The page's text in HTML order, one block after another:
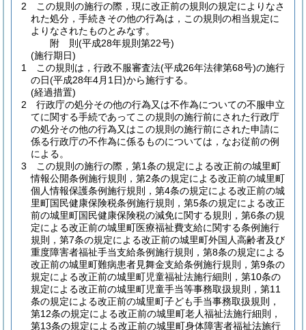
2
この規則の施行の際，現に改正前の規則の規定によりなさ
れた処分，手続きその他の行為は，この規則の相当規定に
よりなされたものとみなす。
附 則(平成28年規則第22号)
(施行期日)
1
この規則は，行政不服審査法(平成26年法律第68号)の施行
の日(平成28年4月1日)から施行する。
(経過措置)
2
行政庁の処分その他の行為又は不作為についての不服申立
てに関する手続であってこの規則の施行前にされた行政庁
の処分その他の行為又はこの規則の施行前にされた申請に
係る行政庁の不作為に係るものについては，なお従前の例
による。
3
この規則の施行の際，第1条の規定による改正前の城里町
情報公開条例施行規則，第2条の規定による改正前の城里町
個人情報保護条例施行規則，第4条の規定による改正前の城
里町国民健康保険税条例施行規則，第5条の規定による改正
前の城里町国民健康保険税の減免に関する規則，第6条の規
定による改正前の城里町医療福祉費支給に関する条例施行
規則，第7条の規定による改正前の城里町外国人高齢者及び
重度障害者福祉手当支給条例施行規則，第8条の規定による
改正前の城里町難病患者見舞金支給条例施行規則，第9条の
規定による改正前の城里町児童福祉法施行細則，第10条の
規定による改正前の城里町児童手当等事務取扱規則，第11
条の規定による改正前の城里町子ども手当事務取扱規則，
第12条の規定による改正前の城里町老人福祉法施行細則，
第13条の規定による改正前の城里町身体障害者福祉法施行